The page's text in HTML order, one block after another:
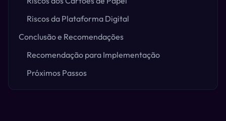
Riscos da Plataforma Digital
Conclusão e Recomendações
Recomendação para Implementação
Próximos Passos